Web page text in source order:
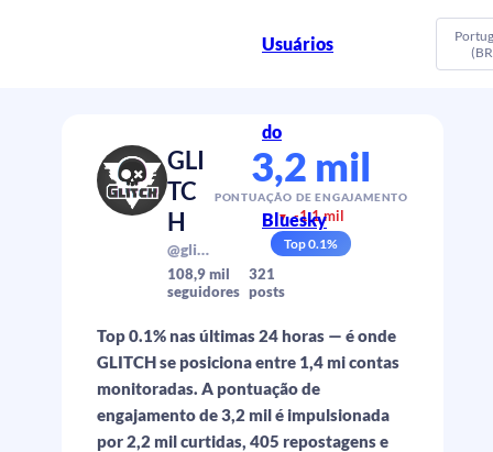
Usuários
do
Bluesky
GLI
TC
H
@glitchprod.com
108,9 mil
seguidores
321
posts
3,2 mil
PONTUAÇÃO DE ENGAJAMENTO
▼-1,1 mil
Top0.1%
Top 0.1% nas últimas 24 horas — é onde
GLITCH se posiciona entre 1,4 mi contas
monitoradas. A pontuação de
engajamento de 3,2 mil é impulsionada
por 2,2 mil curtidas, 405 repostagens e